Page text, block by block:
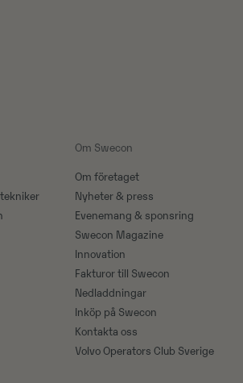
Om Swecon
Om företaget
Nyheter & press
Evenemang & sponsring
Swecon Magazine
Innovation
Fakturor till Swecon
Nedladdningar
Inköp på Swecon
Kontakta oss
Volvo Operators Club Sverige